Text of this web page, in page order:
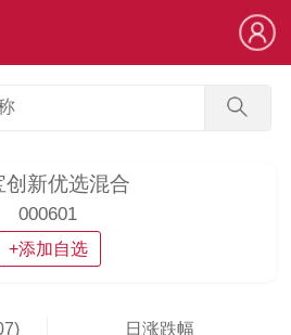
创新优选混合
000601
+添加自选
日涨跌幅